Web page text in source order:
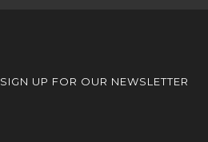
SIGN UP FOR OUR NEWSLETTER